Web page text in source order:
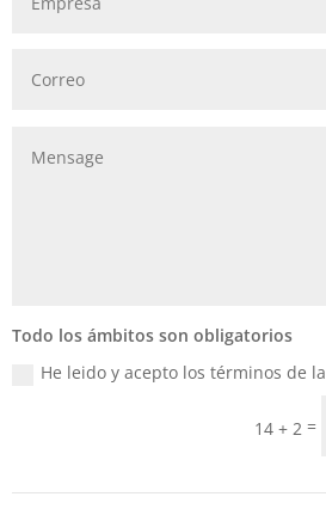
Todo los ámbitos son obligatorios
He leido y acepto los términos de la
14 + 2 =